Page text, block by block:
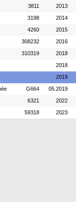
3811 2013
3198 2014
4260 2015
308232 2016
310319 2018
2018
2019
G664 05.2019
6321 2022
59318 2023